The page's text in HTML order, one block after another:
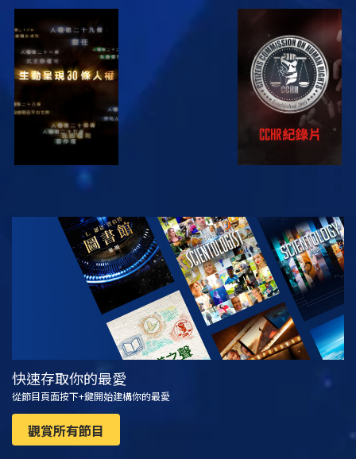
觀看 觀看
觀看 探索系列節目
快速存取你的最愛
從節目頁面按下+鍵開始建構你的最愛
觀賞所有節目